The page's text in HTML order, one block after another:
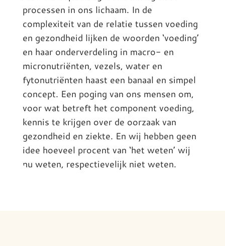
processen in ons lichaam. In de
complexiteit van de relatie tussen voeding
en gezondheid lijken de woorden ‘voeding’
en haar onderverdeling in macro- en
micronutriënten, vezels, water en
fytonutriënten haast een banaal en simpel
concept. Een poging van ons mensen om,
voor wat betreft het component voeding,
kennis te krijgen over de oorzaak van
gezondheid en ziekte. En wij hebben geen
idee hoeveel procent van ‘het weten’ wij
nu weten, respectievelijk niet weten.